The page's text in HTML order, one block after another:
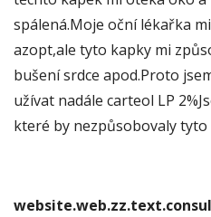
spálená.Moje oční lékařka
azopt,ale tyto kapky mi
bušení srdce apod.Proto
užívat nadále carteol LP
které by nezpůsobovaly